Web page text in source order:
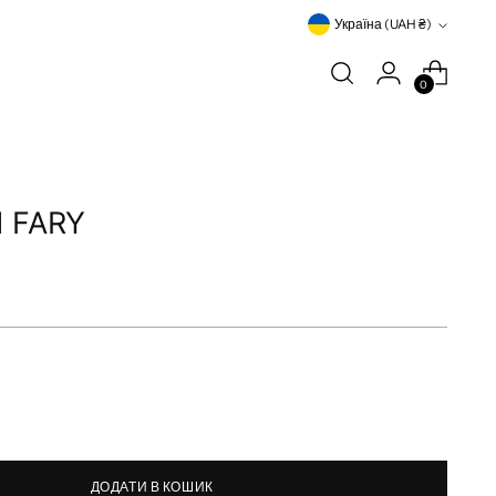
Валюта Україна (UAH ₴)
0
ДОДАТИ В КОШИК